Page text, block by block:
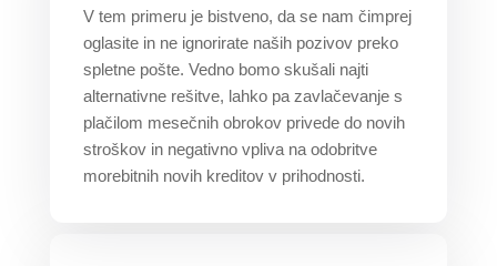
V tem primeru je bistveno, da se nam čimprej
oglasite in ne ignorirate naših pozivov preko
spletne pošte. Vedno bomo skušali najti
alternativne rešitve, lahko pa zavlačevanje s
plačilom mesečnih obrokov privede do novih
stroškov in negativno vpliva na odobritve
morebitnih novih kreditov v prihodnosti.